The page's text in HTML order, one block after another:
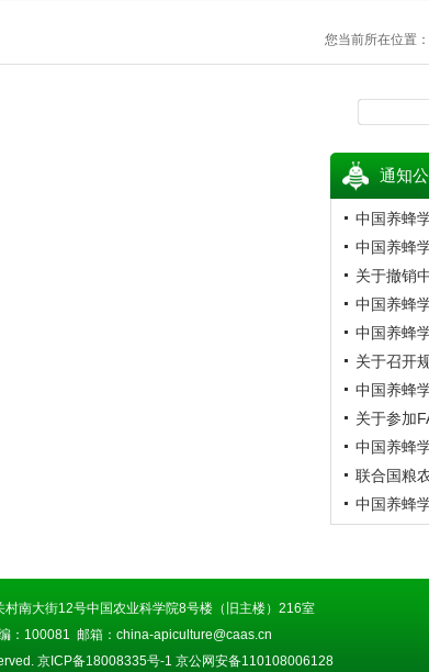
您当前所在位置：
通知
中国养蜂
专业委员
粉学术交
粉现场观
轮）
中国养蜂
学术年会
关于撤销
蜂者专业
中国养蜂
体标准《
告
中国养蜂
方式召开
事会的通
关于召开
观摩会的
中国养蜂
关于参加
介平台研
中国养蜂
布公告
联合国粮
传粉媒介
中国养蜂
南大街12号中国农业科学院8号楼（旧主楼）216室
：100081 邮箱：china-apiculture@caas.cn
京ICP备18008335号-1 京公网安备110108006128